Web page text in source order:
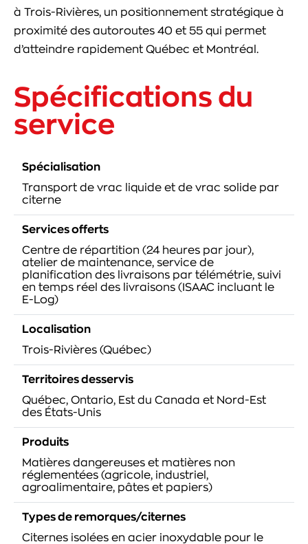
à Trois-Rivières, un positionnement stratégique à
proximité des autoroutes 40 et 55 qui permet
d’atteindre rapidement Québec et Montréal.
Spécifications du
service
Spécialisation
Transport de vrac liquide et de vrac solide par
citerne
Services offerts
Centre de répartition (24 heures par jour),
atelier de maintenance, service de
planification des livraisons par télémétrie, suivi
en temps réel des livraisons (ISAAC incluant le
E-Log)
Localisation
Trois-Rivières (Québec)
Territoires desservis
Québec, Ontario, Est du Canada et Nord-Est
des États-Unis
Produits
Matières dangereuses et matières non
réglementées (agricole, industriel,
agroalimentaire, pâtes et papiers)
Types de remorques/citernes
Citernes isolées en acier inoxydable pour le